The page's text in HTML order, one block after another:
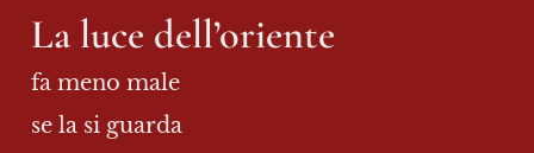
La luce dell’oriente
fa meno male
se la si guarda